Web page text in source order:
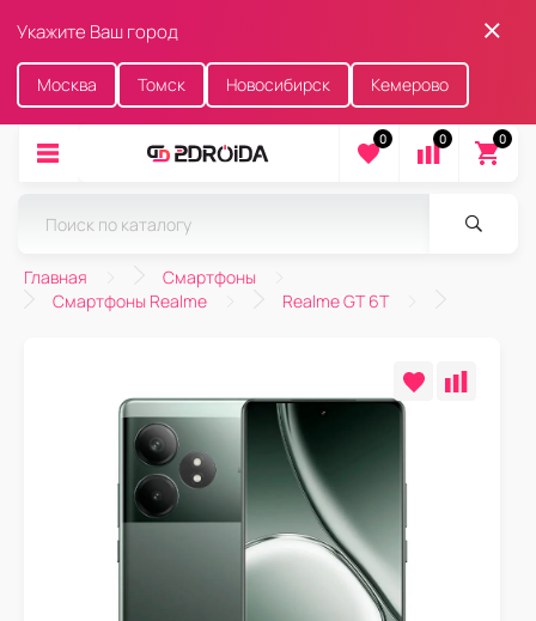
Укажите Ваш город
Москва Томск Новосибирск Кемерово
0 0 0
Главная
Смартфоны
Смартфоны Realme
Realme GT 6T